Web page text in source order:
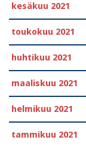
kesäkuu 2021
toukokuu 2021
huhtikuu 2021
maaliskuu 2021
helmikuu 2021
tammikuu 2021